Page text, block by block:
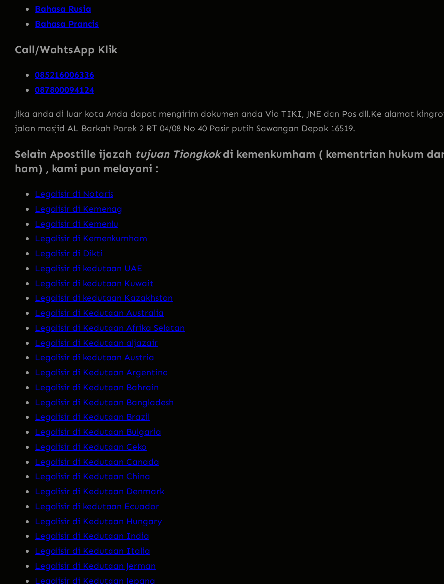
Bahasa Rusia
Bahasa Prancis
Call/WahtsApp Klik
085216006336
087800094124
Jika anda di luar kota Anda dapat mengirim dokumen anda Via TIKI, JNE dan Pos dll.Ke alamat
jalan masjid AL Barkah Porek 2 RT 04/08 No 40 Pasir putih Sawangan Depok 16519.
Selain Apostille ijazah tujuan Tiongkokdi kemenkumham ( kementrian hukum
ham) , kami pun melayani :
Legalisir di Notaris
Legalisir di Kemenag
Legalisir di Kemenlu
Legalisir di Kemenkumham
Legalisir di Dikti
Legalisir di kedutaan UAE
Legalisir di kedutaan Kuwait
Legalisir di kedutaan Kazakhstan
Legalisir di Kedutaan Australia
Legalisir di Kedutaan Afrika Selatan
Legalisir di Kedutaan aljazair
Legalisir di kedutaan Austria
Legalisir di Kedutaan Argentina
Legalisir di Kedutaan Bahrain
Legalisir di Kedutaan Bangladesh
Legalisir di Kedutaan Brazil
Legalisir di Kedutaan Bulgaria
Legalisir di Kedutaan Ceko
Legalisir di Kedutaan Canada
Legalisir di Kedutaan China
Legalisir di Kedutaan Denmark
Legalisir di kedutaan Ecuador
Legalisir di Kedutaan Hungary
Legalisir di Kedutaan India
Legalisir di Kedutaan Italia
Legalisir di Kedutaan Jerman
Legalisir di Kedutaan Jepang